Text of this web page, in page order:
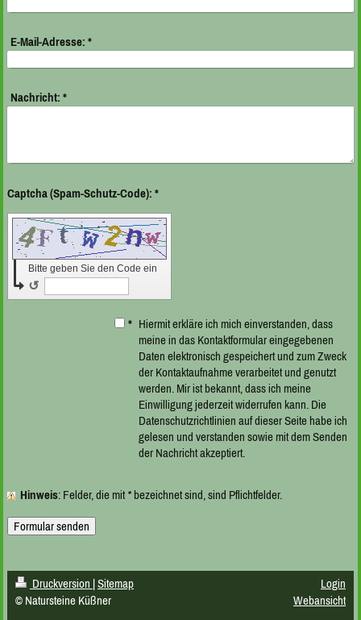
E-Mail-Adresse: *
Nachricht: *
Captcha (Spam-Schutz-Code): *
Bitte geben Sie den Code ein
↺
* Hiermit erkläre ich mich einverstanden, dass
meine in das Kontaktformular eingegebenen
Daten elektronisch gespeichert und zum Zweck
der Kontaktaufnahme verarbeitet und genutzt
werden. Mir ist bekannt, dass ich meine
Einwilligung jederzeit widerrufen kann. Die
Datenschutzrichtlinien auf dieser Seite habe ich
gelesen und verstanden sowie mit dem Senden
der Nachricht akzeptiert.
Hinweis : Felder, die mit*bezeichnet sind, sind Pflichtfelder.
Druckversion |Sitemap
© Natursteine Küßner
Login
Webansicht